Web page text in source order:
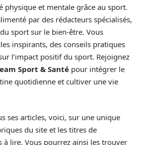
physique et mentale grâce au sport.
par des rédacteurs spécialisés,
sport sur le bien-être. Vous
inspirants, des conseils pratiques
l’impact positif du sport. Rejoignez
Sport & Santé pour intégrer le
quotidienne et cultiver une vie
ses articles, voici, sur une unique
du site et les titres de
à lire. Vous pourrez ainsi les trouver